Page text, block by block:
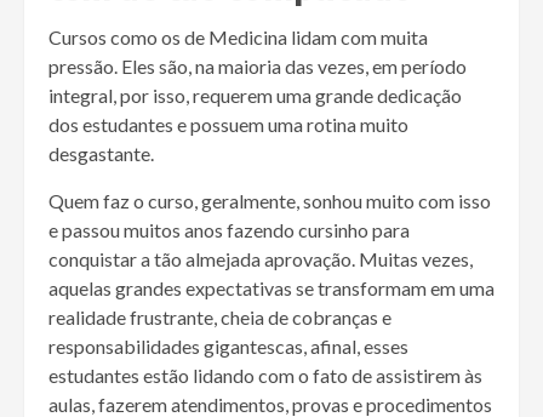
Cursos como os de Medicina lidam com muita
pressão. Eles são, na maioria das vezes, em período
integral, por isso, requerem uma grande dedicação
dos estudantes e possuem uma rotina muito
desgastante.
Quem faz o curso, geralmente, sonhou muito com isso
e passou muitos anos fazendo cursinho para
conquistar a tão almejada aprovação. Muitas vezes,
aquelas grandes expectativas se transformam em uma
realidade frustrante, cheia de cobranças e
responsabilidades gigantescas, afinal, esses
estudantes estão lidando com o fato de assistirem às
aulas, fazerem atendimentos, provas e procedimentos